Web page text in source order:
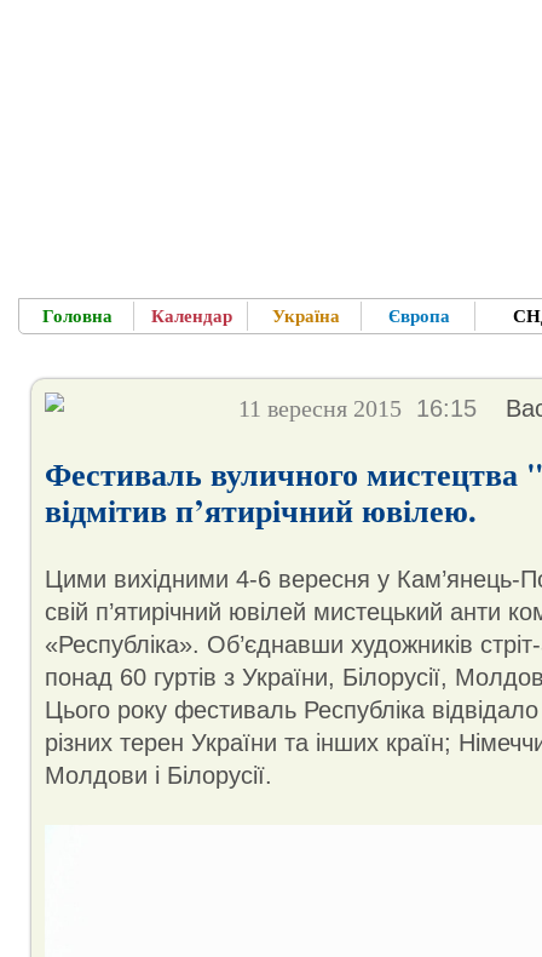
Ласкаво
Для Вас - усе про фестивалі, концерти в
Головна Календар Україна Європа
11 вересня 2015 16:15
Фестиваль вуличного мистецтва
відмітив п’ятирічний ювілею.
Цими вихідними 4-6 вересня у Кам’янець-
свій п’ятирічний ювілей мистецький анти
«Республіка». Об’єднавши художників
понад 60 гуртів з України, Білорусії,
Цього року фестиваль Республіка
різних терен України та інших країн;
Молдови і Білорусії.